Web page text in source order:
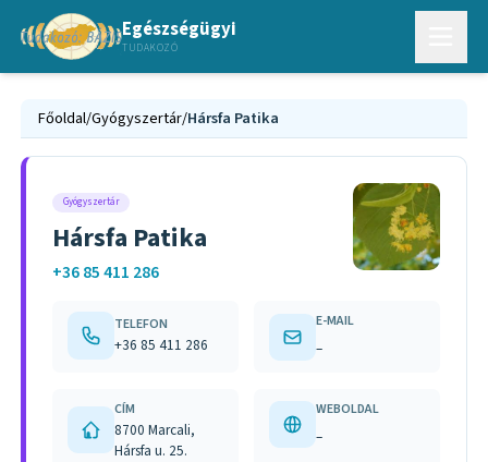
Egészségügyi
TUDAKOZÓ
Főoldal/Gyógyszertár/Hársfa Patika
Gyógyszertár
Hársfa Patika
+36 85 411 286
TELEFON
+36 85 411 286
E-MAIL
–
CÍM
8700 Marcali,
Hársfa u. 25.
WEBOLDAL
–